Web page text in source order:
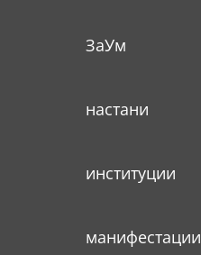
ЗаУм
настани
институции
манифестации